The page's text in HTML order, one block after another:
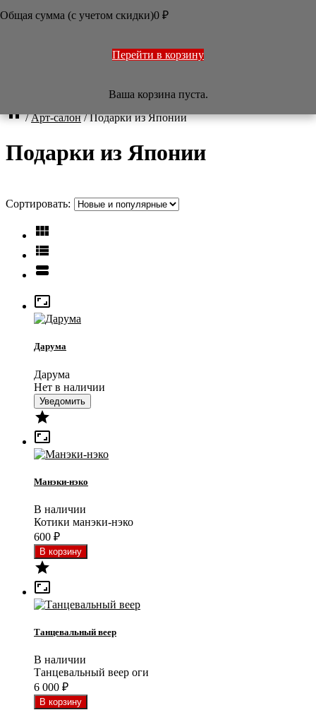
Фильтр 
 / Арт-салон /Подарки из Японии
Подарки из Японии
Сортировать:




Дарума
Дарума
Нет в наличии
Уведомить


Манэки-нэко
В наличии
Котики манэки-нэко
600 ₽


Танцевальный веер
В наличии
Танцевальный веер оги
6 000 ₽
Общая сумма (с учетом скидки)0 ₽
Перейти в корзину
Ваша корзина пуста.